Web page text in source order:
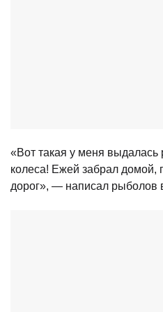
«Вот такая у меня
колеса! Ежей забрал домой,
дорог», — написал рыболов